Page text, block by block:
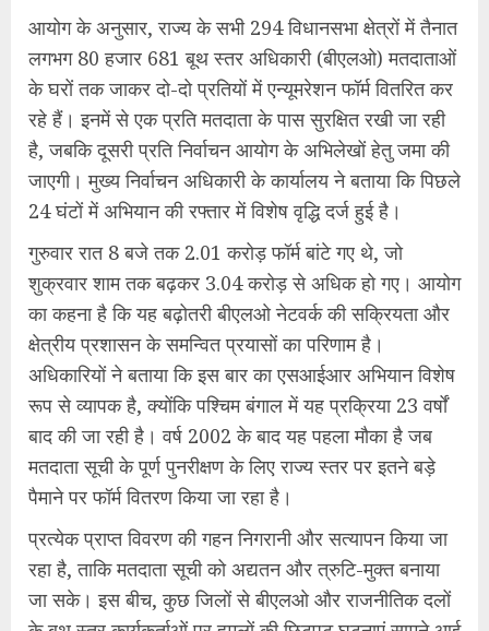
आयोग के अनुसार, राज्य के सभी 294 विधानसभा क्षेत्रों में तैनात
लगभग 80 हजार 681 बूथ स्तर अधिकारी (बीएलओ) मतदाताओं
के घरों तक जाकर दो-दो प्रतियों में एन्यूमरेशन फॉर्म वितरित कर
रहे हैं। इनमें से एक प्रति मतदाता के पास सुरक्षित रखी जा रही
है, जबकि दूसरी प्रति निर्वाचन आयोग के अभिलेखों हेतु जमा की
जाएगी। मुख्य निर्वाचन अधिकारी के कार्यालय ने बताया कि पिछले
24 घंटों में अभियान की रफ्तार में विशेष वृद्धि दर्ज हुई है।
गुरुवार रात 8 बजे तक 2.01 करोड़ फॉर्म बांटे गए थे, जो
शुक्रवार शाम तक बढ़कर 3.04 करोड़ से अधिक हो गए। आयोग
का कहना है कि यह बढ़ोतरी बीएलओ नेटवर्क की सक्रियता और
क्षेत्रीय प्रशासन के समन्वित प्रयासों का परिणाम है।
अधिकारियों ने बताया कि इस बार का एसआईआर अभियान विशेष
रूप से व्यापक है, क्योंकि पश्चिम बंगाल में यह प्रक्रिया 23 वर्षों
बाद की जा रही है। वर्ष 2002 के बाद यह पहला मौका है जब
मतदाता सूची के पूर्ण पुनरीक्षण के लिए राज्य स्तर पर इतने बड़े
पैमाने पर फॉर्म वितरण किया जा रहा है।
प्रत्येक प्राप्त विवरण की गहन निगरानी और सत्यापन किया जा
रहा है, ताकि मतदाता सूची को अद्यतन और त्रुटि-मुक्त बनाया
जा सके। इस बीच, कुछ जिलों से बीएलओ और राजनीतिक दलों